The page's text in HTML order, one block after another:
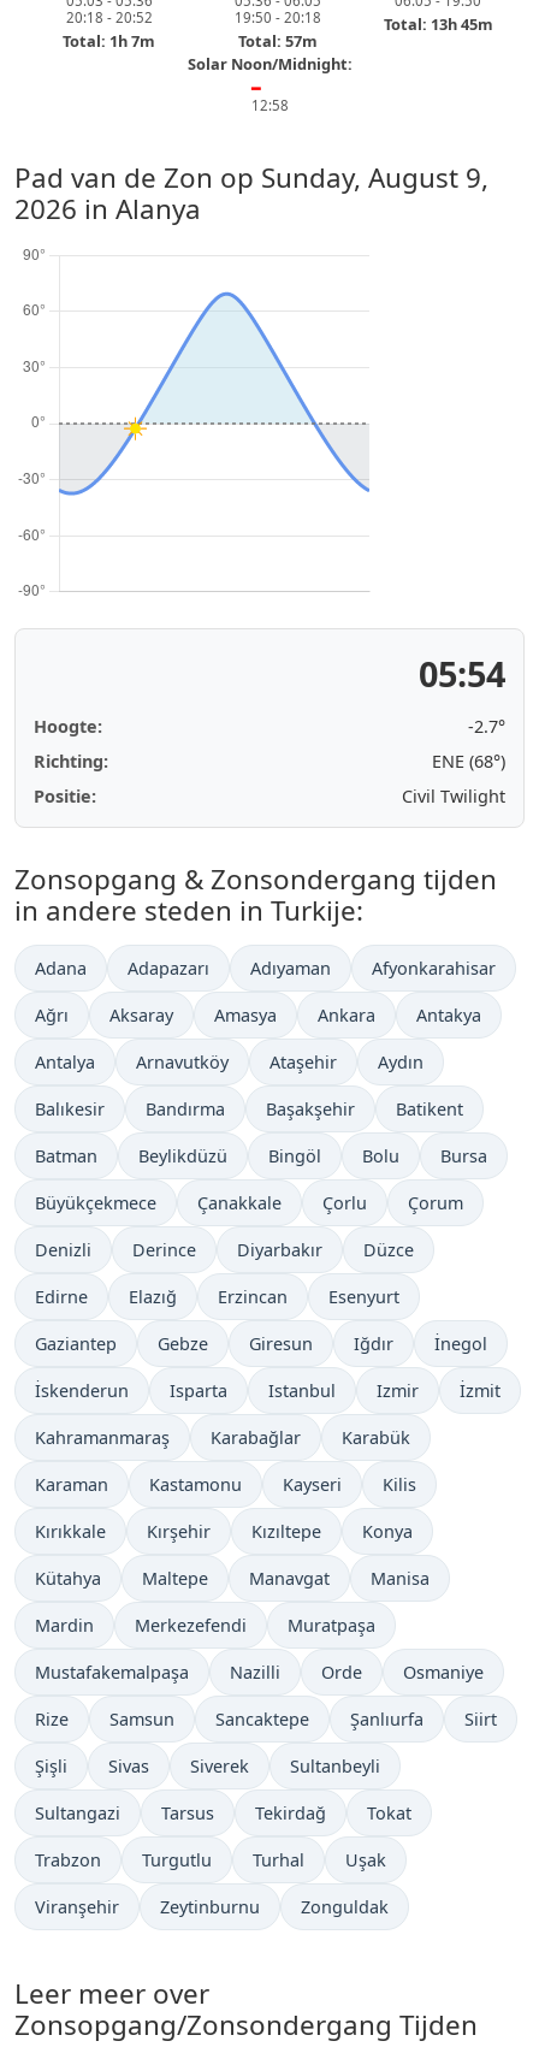
20:18 - 20:52
Total: 1h 7m
19:50 - 20:18
Total: 57m
Total: 13h 45m
Solar Noon/Midnight:
━
12:58
Pad van de Zon op Sunday, August 9,
2026 in Alanya
05:54
Hoogte:
-2.7°
Richting:
ENE (68°)
Positie:
Civil Twilight
Zonsopgang & Zonsondergang tijden
in andere steden in Turkije:
Adana Adapazarı Adıyaman Afyonkarahisar
Ağrı Aksaray Amasya Ankara Antakya
Antalya Arnavutköy Ataşehir Aydın
Balıkesir Bandırma Başakşehir Batikent
Batman Beylikdüzü Bingöl Bolu Bursa
Büyükçekmece Çanakkale Çorlu Çorum
Denizli Derince Diyarbakır Düzce
Edirne Elazığ Erzincan Esenyurt
Gaziantep Gebze Giresun Iğdır İnegol
İskenderun Isparta Istanbul Izmir İzmit
Kahramanmaraş Karabağlar Karabük
Karaman Kastamonu Kayseri Kilis
Kırıkkale Kırşehir Kızıltepe Konya
Kütahya Maltepe Manavgat Manisa
Mardin Merkezefendi Muratpaşa
Mustafakemalpaşa Nazilli Orde Osmaniye
Rize Samsun Sancaktepe Şanlıurfa Siirt
Şişli Sivas Siverek Sultanbeyli
Sultangazi Tarsus Tekirdağ Tokat
Trabzon Turgutlu Turhal Uşak
Viranşehir Zeytinburnu Zonguldak
Leer meer over
Zonsopgang/Zonsondergang Tijden